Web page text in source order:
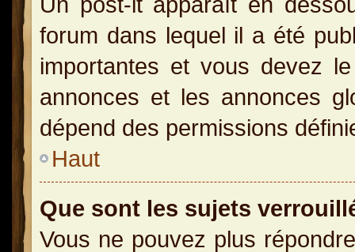
forum dans lequel il a été
importantes et vous devez
annonces et les annonces
dépend des permissions
Haut
Que sont les sujets
Vous ne pouvez plus